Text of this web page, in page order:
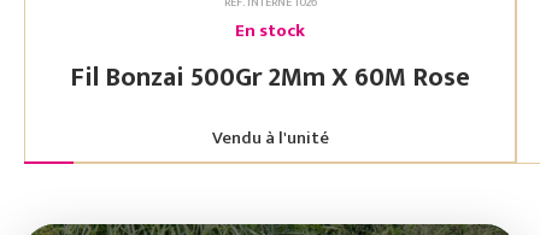
En stock
Fil Bonzai 500Gr 2Mm X 60M Rose
Vendu à l'unité